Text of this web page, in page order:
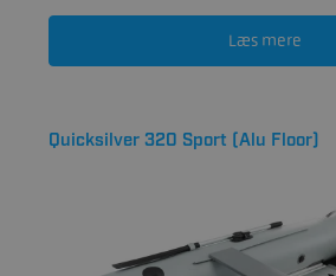
Læs mere
Quicksilver 320 Sport (Alu Floor)